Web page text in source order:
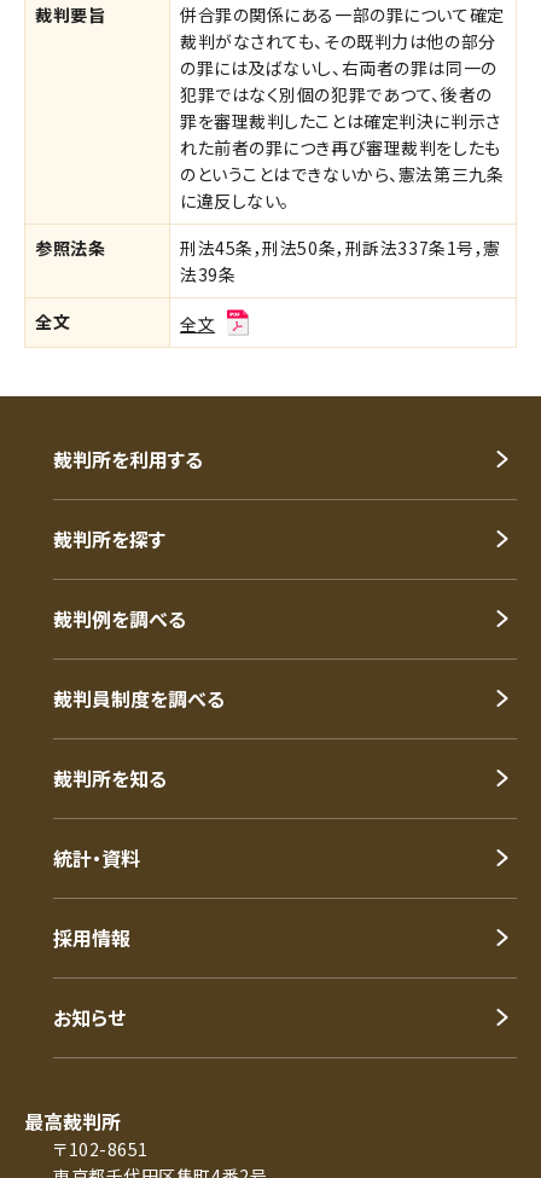
裁判要旨
併合罪の関係にある一部の罪について確定
裁判がなされても、その既判力は他の部分
の罪には及ばないし、右両者の罪は同一の
犯罪ではなく別個の犯罪であつて、後者の
罪を審理裁判したことは確定判決に判示さ
れた前者の罪につき再び審理裁判をしたも
のということはできないから、憲法第三九条
に違反しない。
参照法条
刑法45条，刑法50条，刑訴法337条1号，憲
法39条
全文
全文
裁判所を利用する
裁判所を探す
裁判例を調べる
裁判員制度を調べる
裁判所を知る
統計・資料
採用情報
お知らせ
最高裁判所
〒102-8651